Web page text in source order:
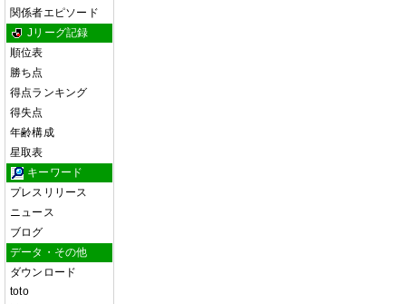
関係者エピソード
Jリーグ記録
順位表
勝ち点
得点ランキング
得失点
年齢構成
星取表
キーワード
プレスリリース
ニュース
ブログ
データ・その他
ダウンロード
toto